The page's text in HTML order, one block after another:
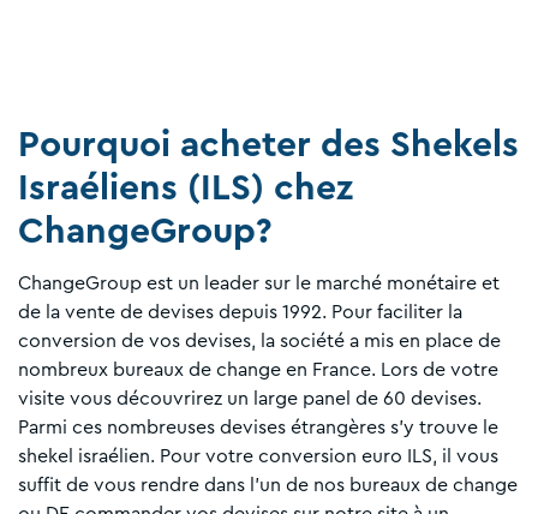
Pourquoi acheter des Shekels
Israéliens (ILS) chez
ChangeGroup?
ChangeGroup est un leader sur le marché monétaire et
de la vente de devises depuis 1992. Pour faciliter la
conversion de vos devises, la société a mis en place de
nombreux bureaux de change en France. Lors de votre
visite vous découvrirez un large panel de 60 devises.
Parmi ces nombreuses devises étrangères s’y trouve le
shekel israélien. Pour votre conversion euro ILS, il vous
suffit de vous rendre dans l’un de nos bureaux de change